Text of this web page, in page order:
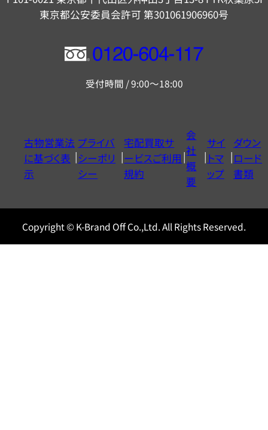
東京都公安委員会許可 第301061906960号
フ
ー
ヤ
ル
0120604117
受付時間 / 9:00～18:00
古物営業法
に基づく表
示
プライバ
シーポリ
シー
宅配買取サ
ービスご利用
規約
会
社
概
要
サイ
トマ
ップ
ダウン
ロード
書類
Copyright © K-Brand Off Co.,Ltd. All Rights Reserved.